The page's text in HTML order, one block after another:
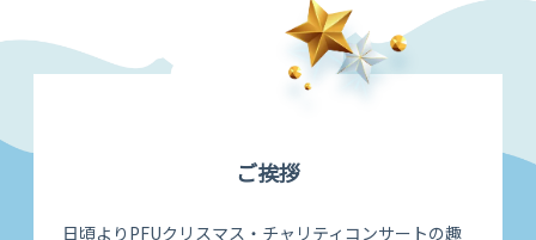
ご挨拶
日頃よりPFUクリスマス・チャリティコンサートの趣